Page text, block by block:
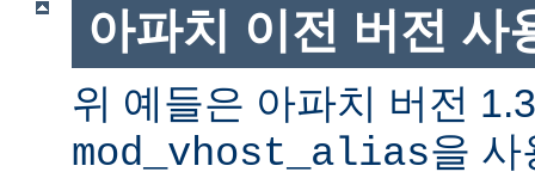
아파치 이전 버전 사
위 예들은 아파치 버전
mod_vhost_alias을 사